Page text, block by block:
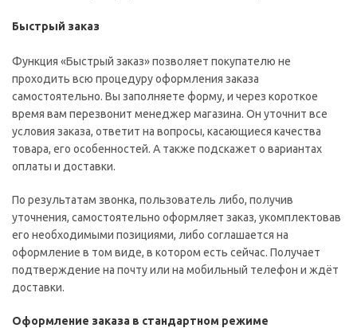
Быстрый заказ
Функция «Быстрый заказ» позволяет покупателю не
проходить всю процедуру оформления заказа
самостоятельно. Вы заполняете форму, и через короткое
время вам перезвонит менеджер магазина. Он уточнит все
условия заказа, ответит на вопросы, касающиеся качества
товара, его особенностей. А также подскажет о вариантах
оплаты и доставки.
По результатам звонка, пользователь либо, получив
уточнения, самостоятельно оформляет заказ, укомплектовав
его необходимыми позициями, либо соглашается на
оформление в том виде, в котором есть сейчас. Получает
подтверждение на почту или на мобильный телефон и ждёт
доставки.
Оформление заказа в стандартном режиме